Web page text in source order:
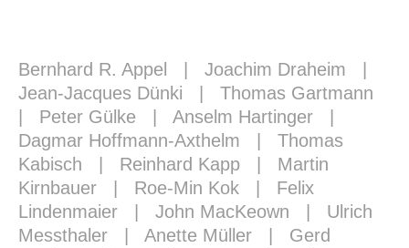
Bernhard R. Appel Joachim Draheim
Jean-Jacques Dünki
Thomas Gartmann
Peter Gülke Anselm Hartinger
Dagmar Hoffmann-Axthelm
Thomas
Kabisch
Reinhard Kapp
Martin
Kirnbauer
Roe-Min Kok
Felix
Lindenmaier
John MacKeown
Ulrich
Messthaler
Anette Müller
Gerd